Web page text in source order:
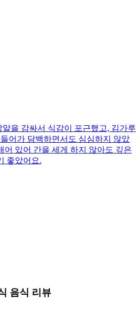
을 감싸서 식감이 포근했고, 김가루
어가 담백하면서도 심심하지 않았
어 있어 간을 세게 하지 않아도 깊은
좋았어요.
음식 리뷰